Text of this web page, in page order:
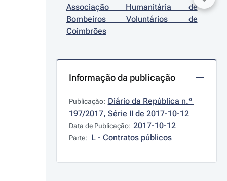
Associação Humanitária de
Bombeiros Voluntários de
Coimbrões
Informação da publicação
Publicação: Diário da República n.º
197/2017, Série II de 2017-10-12
Data de Publicação: 2017-10-12
Parte: L - Contratos públicos